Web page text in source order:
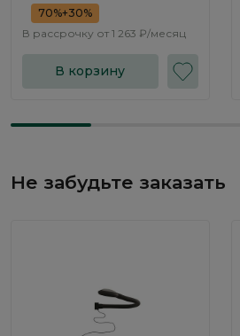
70%+30%
В рассрочку от 1 263 ₽/месяц
В корзину
Не забудьте заказать